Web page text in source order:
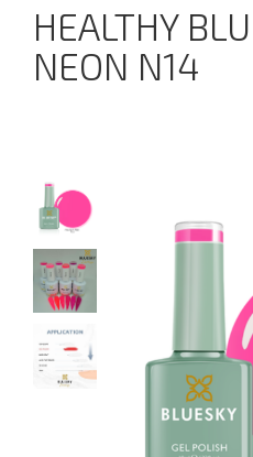
HEALTHY
NEON N14